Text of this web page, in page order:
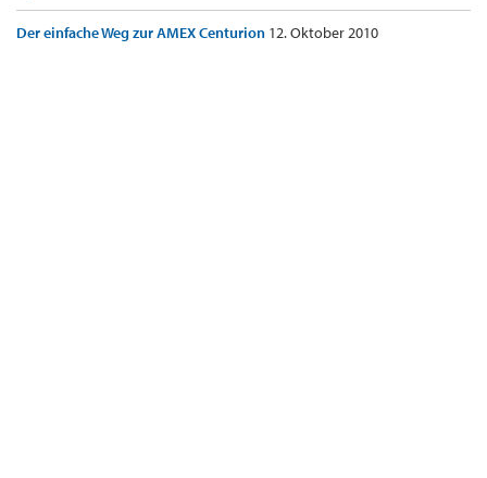
Der einfache Weg zur AMEX Centurion 12. Oktober 2010